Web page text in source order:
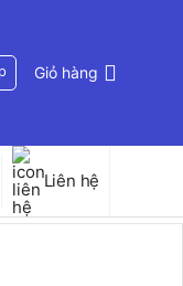
Giỏ hàng
Liên hệ